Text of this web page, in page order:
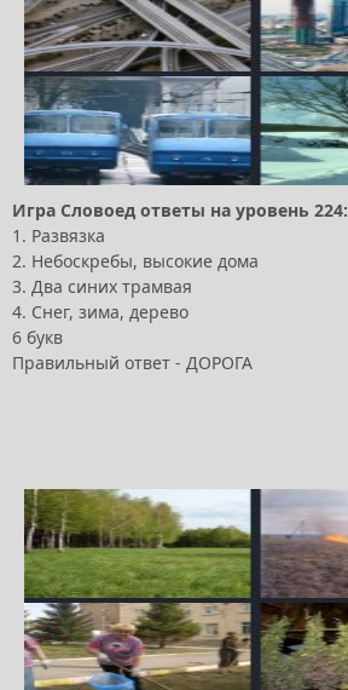
Игра Словоед ответы на уровень 224:
1. Развязка
2. Небоскребы, высокие дома
3. Два синих трамвая
4. Снег, зима, дерево
6 букв
Правильный ответ - ДОРОГА